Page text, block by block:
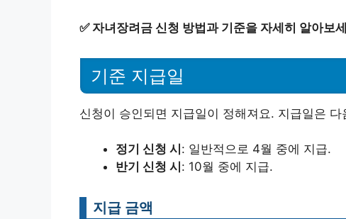
✅ 자녀장려금 신청 방법과 기준을 자세히 알아보
기준 지급일
신청이 승인되면 지급일이 정해져요. 지급일은
정기 신청 시 : 일반적으로 4월 중에 지급.
반기 신청 시 : 10월 중에 지급.
지급 금액